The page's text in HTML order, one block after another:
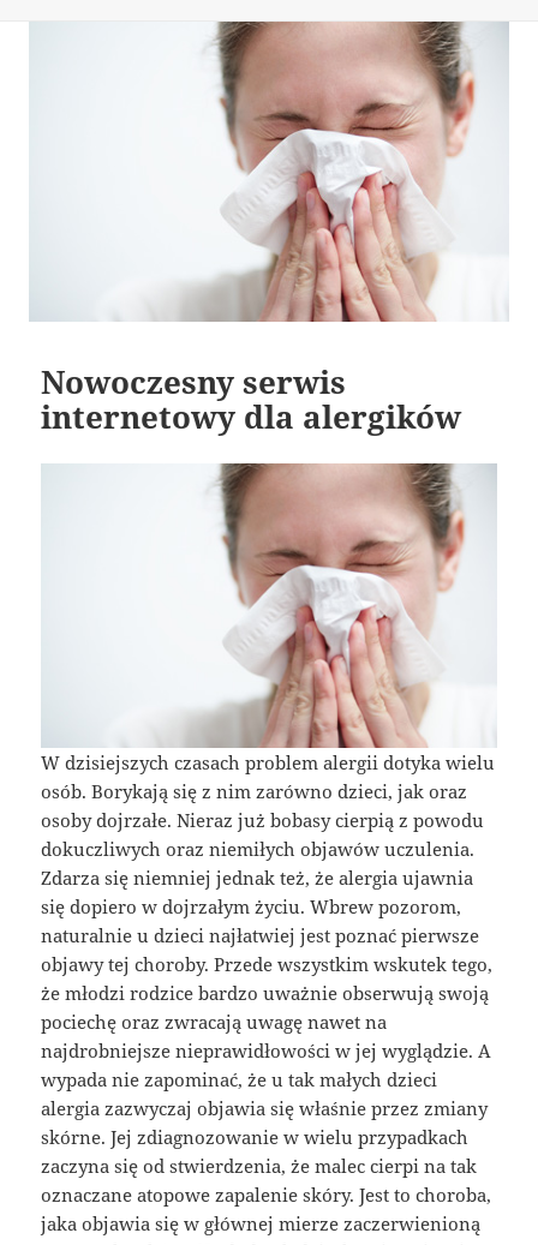
Nowoczesny serwis
internetowy dla alergików
W dzisiejszych czasach problem alergii dotyka wielu
osób. Borykają się z nim zarówno dzieci, jak oraz
osoby dojrzałe. Nieraz już bobasy cierpią z powodu
dokuczliwych oraz niemiłych objawów uczulenia.
Zdarza się niemniej jednak też, że alergia ujawnia
się dopiero w dojrzałym życiu. Wbrew pozorom,
naturalnie u dzieci najłatwiej jest poznać pierwsze
objawy tej choroby. Przede wszystkim wskutek tego,
że młodzi rodzice bardzo uważnie obserwują swoją
pociechę oraz zwracają uwagę nawet na
najdrobniejsze nieprawidłowości w jej wyglądzie. A
wypada nie zapominać, że u tak małych dzieci
alergia zazwyczaj objawia się właśnie przez zmiany
skórne. Jej zdiagnozowanie w wielu przypadkach
zaczyna się od stwierdzenia, że malec cierpi na tak
oznaczane atopowe zapalenie skóry. Jest to choroba,
jaka objawia się w głównej mierze zaczerwienioną